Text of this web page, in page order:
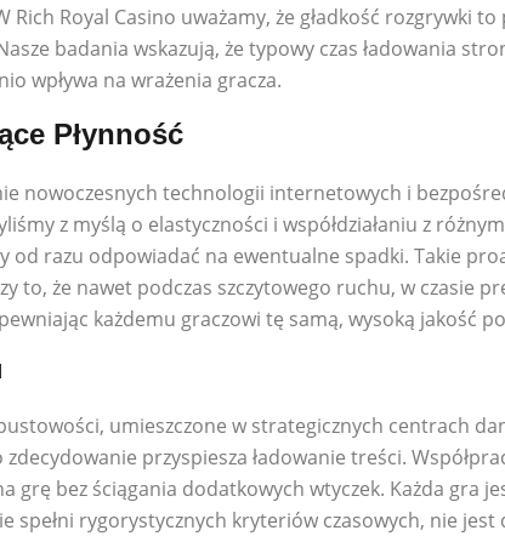
Rich Royal Casino uważamy, że gładkość rozgrywki
badania wskazują, że typowy czas ładowania
wpływa na wrażenia gracza.
Płynność
nowoczesnych technologii internetowych i
z myślą o elastyczności i współdziałaniu z
razu odpowiadać na ewentualne spadki. Takie
to, że nawet podczas szczytowego ruchu, w czasie
każdemu graczowi tę samą, wysoką jakość
umieszczone w strategicznych centrach
przyspiesza ładowanie treści.
grę bez ściągania dodatkowych wtyczek. Każda gra
spełni rygorystycznych kryteriów czasowych, nie